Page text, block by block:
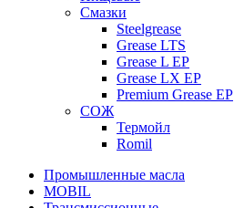
Смазки
Steelgrease
Grease LTS
Grease L EP
Grease LX EP
Premium Grease EP
СОЖ
Термойл
Romil
Промышленные масла
MOBIL